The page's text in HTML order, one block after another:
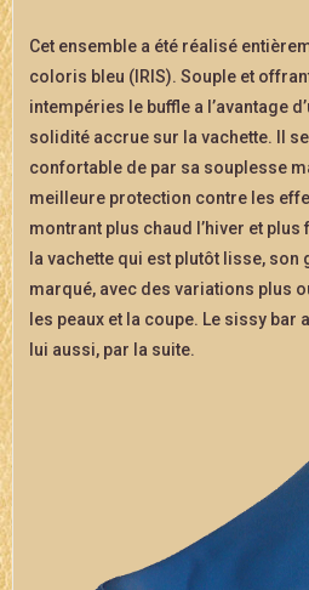
Cet ensemble a été réalisé
coloris bleu (IRIS). Souple et
intempéries le buffle a l’avantage
solidité accrue sur la vachette. Il
confortable de par sa souplesse
meilleure protection contre les
montrant plus chaud l’hiver et plus
la vachette qui est plutôt lisse,
marqué, avec des variations plus
les peaux et la coupe. Le sissy bar
lui aussi, par la suite.